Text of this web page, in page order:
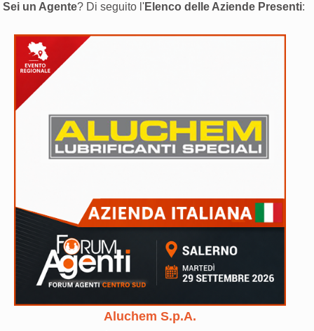
Sei un Agente? Di seguito l'Elenco delle Aziende Presenti:
Aluchem S.p.A.